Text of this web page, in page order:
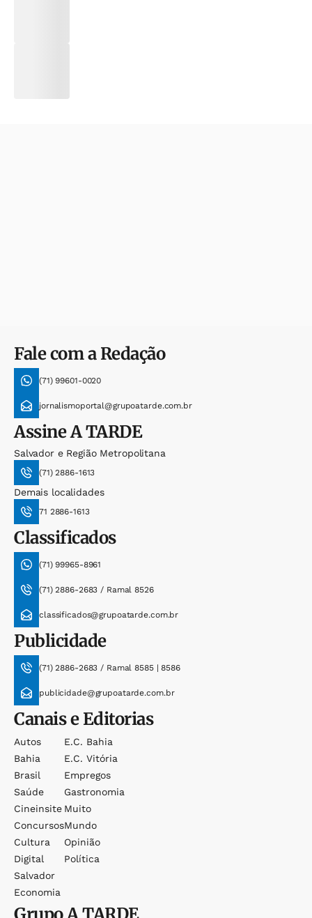
Fale com a Redação
(71) 99601-0020
jornalismoportal@grupoatarde.com.br
AssineA TARDE
Salvador e Região Metropolitana
(71) 2886-1613
Demais localidades
71 2886-1613
Classificados
(71) 99965-8961
(71) 2886-2683 / Ramal 8526
classificados@grupoatarde.com.br
Publicidade
(71) 2886-2683 / Ramal 8585 | 8586
publicidade@grupoatarde.com.br
Canais e Editorias
Autos
Bahia
Brasil
Saúde
Cineinsite
Concursos
Cultura
Digital
Salvador
Economia
E.c. Bahia
E.c. Vitória
Empregos
Gastronomia
Muito
Mundo
Opinião
Política